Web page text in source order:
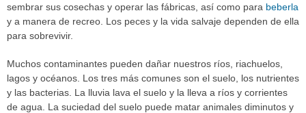
sembrar sus cosechas y operar las fábricas, así como para beberla
y a manera de recreo. Los peces y la vida salvaje dependen de ella
para sobrevivir.
Muchos contaminantes pueden dañar nuestros ríos, riachuelos,
lagos y océanos. Los tres más comunes son el suelo, los nutrientes
y las bacterias. La lluvia lava el suelo y la lleva a ríos y corrientes
de agua. La suciedad del suelo puede matar animales diminutos y